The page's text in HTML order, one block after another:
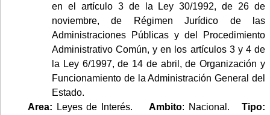
en el artículo 3 de la Ley 30/1992, de 26 de
noviembre, de Régimen Jurídico de las
Administraciones Públicas y del Procedimiento
Administrativo Común, y en los artículos 3 y 4 de
la Ley 6/1997, de 14 de abril, de Organización y
Funcionamiento de la Administración General del
Estado.
Area: Leyes de Interés.Ambito: Nacional.Tipo: